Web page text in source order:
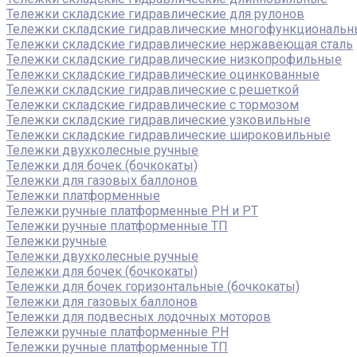
Тележки складские гидравлические для рулонов
Тележки складские гидравлические
Тележки складские гидравлические нержавеющая сталь
Тележки складские гидравлические низкопрофильные
Тележки складские гидравлические оцинкованные
Тележки складские гидравлические с решеткой
Тележки складские гидравлические с тормозом
Тележки складские гидравлические узковильные
Тележки складские гидравлические широковильные
Тележки двухколесные ручные
Тележки для бочек (бочкокаты)
Тележки для газовых баллонов
Тележки платформенные
Тележки ручные платформенные PH и PT
Тележки ручные платформенные ТП
Тележки ручные
Тележки двухколесные ручные
Тележки для бочек (бочкокаты)
Тележки для бочек горизонтальные (бочкокаты)
Тележки для газовых баллонов
Тележки для подвесных лодочных моторов
Тележки ручные платформенные PH
Тележки ручные платформенные ТП